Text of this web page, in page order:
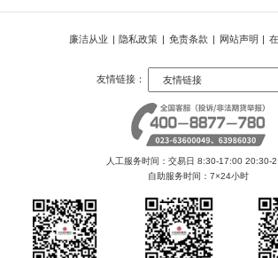
廉洁从业 | 隐私政策 | 免责条款 | 网站声明 |
友情链接：
人工服务时间：交易日 8:30-17:00 20:30-
自助服务时间：7×24小时